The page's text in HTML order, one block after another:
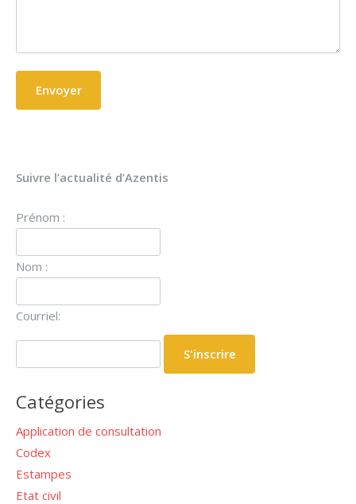
Suivre l’actualité d’Azentis
Prénom :
Nom :
Courriel:
Catégories
Application de consultation
Codex
Estampes
Etat civil